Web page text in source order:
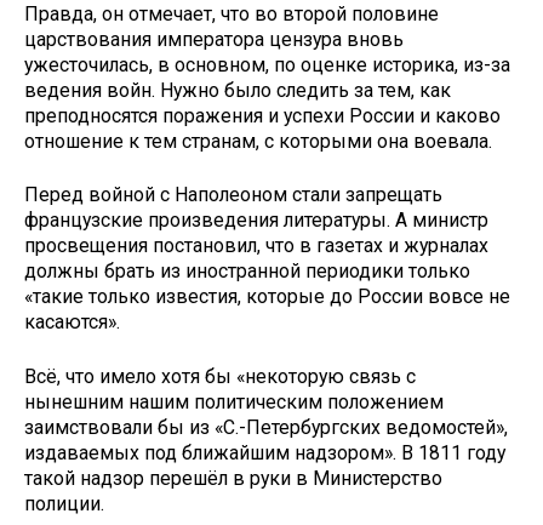
Правда, он отмечает, что во второй половине
царствования императора цензура вновь
ужесточилась, в основном, по оценке историка, из-за
ведения войн. Нужно было следить за тем, как
преподносятся поражения и успехи России и каково
отношение к тем странам, с которыми она воевала.
Перед войной с Наполеоном стали запрещать
французские произведения литературы. А министр
просвещения постановил, что в газетах и журналах
должны брать из иностранной периодики только
«такие только известия, которые до России вовсе не
касаются».
Всё, что имело хотя бы «некоторую связь с
нынешним нашим политическим положением
заимствовали бы из «С.-Петербургских ведомостей»,
издаваемых под ближайшим надзором». В 1811 году
такой надзор перешёл в руки в Министерство
полиции.